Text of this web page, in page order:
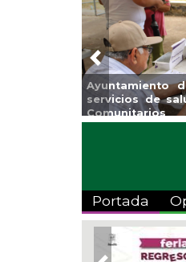
Ayuntamiento
servicios de
Comunitarios
Previous
Portada